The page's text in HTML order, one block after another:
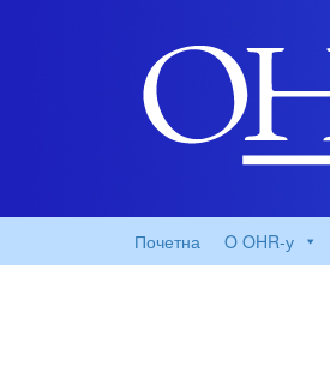
Почетна O OHR-у